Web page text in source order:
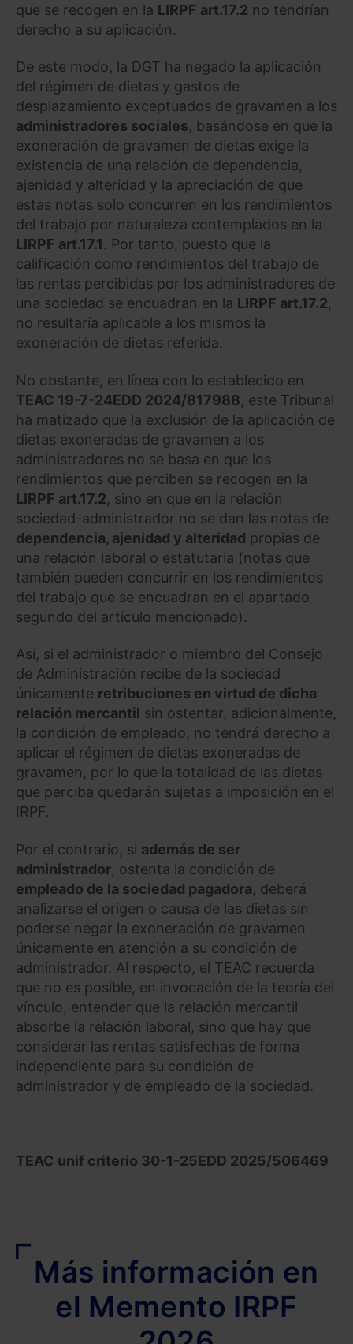
que se recogen en la LIRPF art.17.2 no tendrían
derecho a su aplicación.
De este modo, la DGT ha negado la aplicación
del régimen de dietas y gastos de
desplazamiento exceptuados de gravamen a los
administradores sociales, basándose en que la
exoneración de gravamen de dietas exige la
existencia de una relación de dependencia,
ajenidad y alteridad y la apreciación de que
estas notas solo concurren en los rendimientos
del trabajo por naturaleza contemplados en la
LIRPF art.17.1. Por tanto, puesto que la
calificación como rendimientos del trabajo de
las rentas percibidas por los administradores de
una sociedad se encuadran en la LIRPF art.17.2,
no resultaría aplicable a los mismos la
exoneración de dietas referida.
No obstante, en línea con lo establecido en
TEAC 19-7-24EDD 2024/817988, este Tribunal
ha matizado que la exclusión de la aplicación de
dietas exoneradas de gravamen a los
administradores no se basa en que los
rendimientos que perciben se recogen en la
LIRPF art.17.2, sino en que en la relación
sociedad-administrador no se dan las notas de
dependencia, ajenidad y alteridad propias de
una relación laboral o estatutaria (notas que
también pueden concurrir en los rendimientos
del trabajo que se encuadran en el apartado
segundo del artículo mencionado).
Así, si el administrador o miembro del Consejo
de Administración recibe de la sociedad
únicamente retribuciones en virtud de dicha
relación mercantil sin ostentar, adicionalmente,
la condición de empleado, no tendrá derecho a
aplicar el régimen de dietas exoneradas de
gravamen, por lo que la totalidad de las dietas
que perciba quedarán sujetas a imposición en el
IRPF.
Por el contrario, si además de ser
administrador, ostenta la condición de
empleado de la sociedad pagadora, deberá
analizarse el origen o causa de las dietas sin
poderse negar la exoneración de gravamen
únicamente en atención a su condición de
administrador. Al respecto, el TEAC recuerda
que no es posible, en invocación de la teoría del
vínculo, entender que la relación mercantil
absorbe la relación laboral, sino que hay que
considerar las rentas satisfechas de forma
independiente para su condición de
administrador y de empleado de la sociedad.
TEAC unif criterio 30-1-25EDD 2025/506469
Más información en
el Memento IRPF